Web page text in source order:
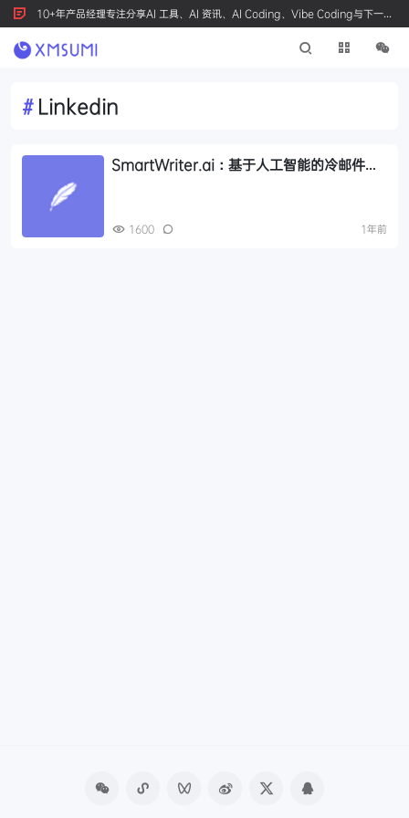
10+年产品经理专注分享AI 工具、AI 资讯、AI Coding、Vibe Coding与下一代
产品创新，按 Ctrl+D 收藏我们
# Linkedin
SmartWriter.ai：基于人工智能的冷邮件和
1600 1年前